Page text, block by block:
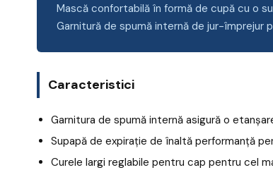
Mască confortabilă în formă de cupă cu o
Garnitură de spumă internă de jur-împrejur
Caracteristici
Garnitura de spumă internă asigură o
Supapă de expirație de înaltă performanță
Curele largi reglabile pentru cap pentru cel